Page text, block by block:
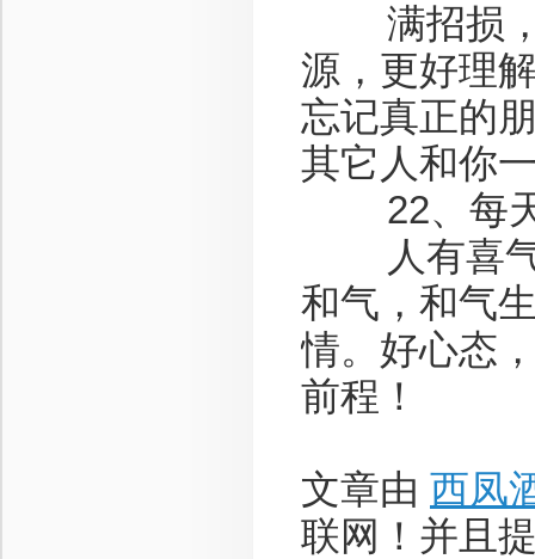
满招损，
源，更好理
忘记真正的
其它人和你
22、每天
人有喜气
和气，和气
情。好心态
前程！
文章由 西凤
联网！并且